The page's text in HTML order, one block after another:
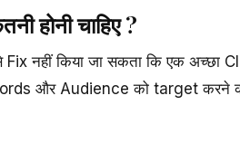
होनी चाहिए ?
से Fix नहीं किया जा सकता कि एक अच्छा
और Audience को target करने